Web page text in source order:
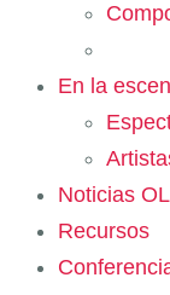
En la
Noticias
Recursos